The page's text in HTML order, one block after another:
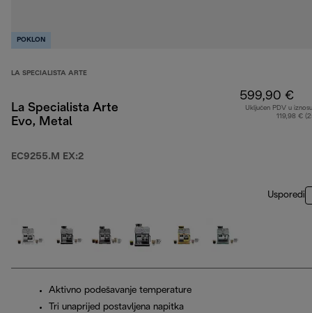
POKLON
LA SPECIALISTA ARTE
La Specialista Arte
Evo, Metal
EC9255.M EX:2
599,90 €
Uključen PDV u
119,98 €
Usporedi
Aktivno podešavanje temperature
Tri unaprijed postavljena napitka